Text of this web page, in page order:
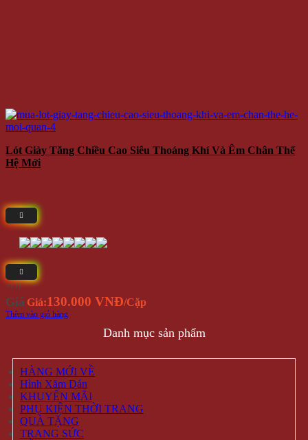
Lót Giày Tăng Chiều Cao Siêu Thoáng Khí Và Êm Chân Thế
Hệ Mới
⭐(5)
Giá Giá:130.000 VNĐ/Cặp
Thêm vào giỏ hàng
Danh mục sản phẩm
HÀNG MỚI VỀ
Hình Xăm Dán
KHUYẾN MÃI
PHỤ KIỆN THỜI TRANG
QUÀ TẶNG
TRANG SỨC